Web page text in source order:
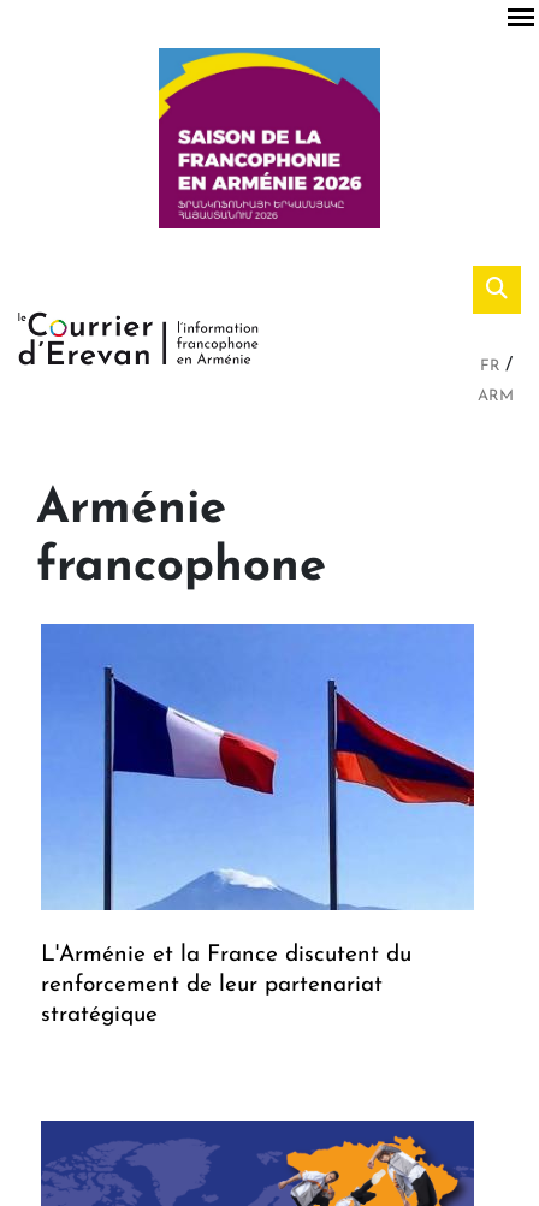
FR
ARM
Arménie
francophone
L'Arménie et la France discutent du
renforcement de leur partenariat
stratégique